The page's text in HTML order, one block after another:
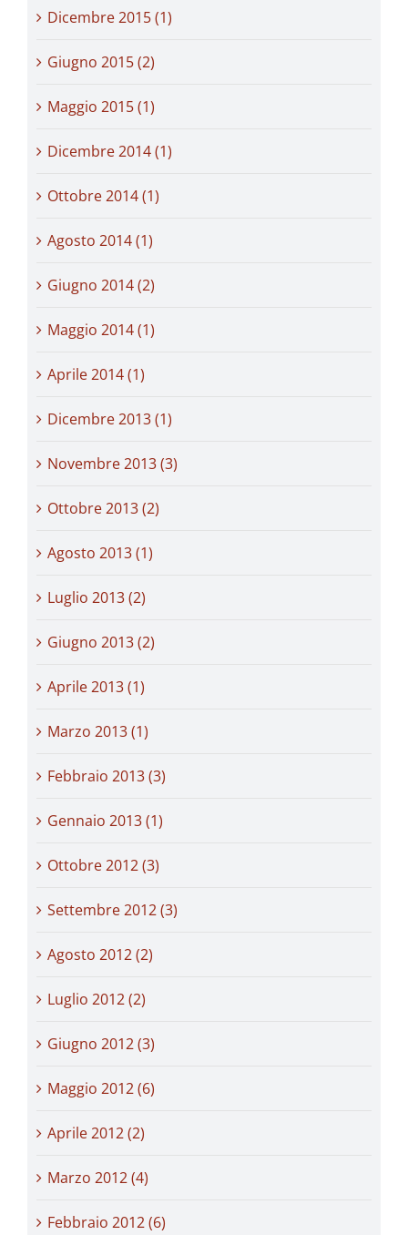
Dicembre 2015 (1)
Giugno 2015 (2)
Maggio 2015 (1)
Dicembre 2014 (1)
Ottobre 2014 (1)
Agosto 2014 (1)
Giugno 2014 (2)
Maggio 2014 (1)
Aprile 2014 (1)
Dicembre 2013 (1)
Novembre 2013 (3)
Ottobre 2013 (2)
Agosto 2013 (1)
Luglio 2013 (2)
Giugno 2013 (2)
Aprile 2013 (1)
Marzo 2013 (1)
Febbraio 2013 (3)
Gennaio 2013 (1)
Ottobre 2012 (3)
Settembre 2012 (3)
Agosto 2012 (2)
Luglio 2012 (2)
Giugno 2012 (3)
Maggio 2012 (6)
Aprile 2012 (2)
Marzo 2012 (4)
Febbraio 2012 (6)